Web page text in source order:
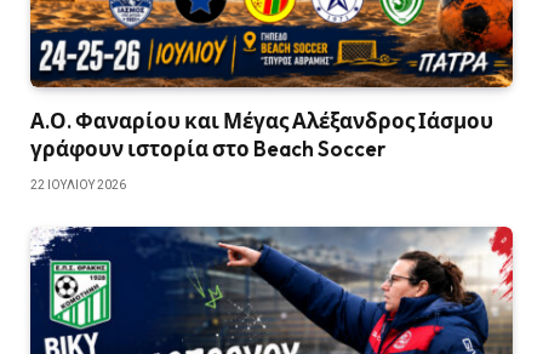
Α.Ο. Φαναρίου και Μέγας Αλέξανδρος Ιάσμου
γράφουν ιστορία στο Beach Soccer
22 ΙΟΥΛΊΟΥ 2026